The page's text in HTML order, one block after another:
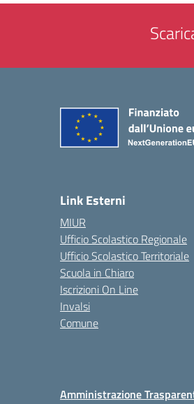
Link Esterni
MIUR
Ufficio Scolastico Regionale
Ufficio Scolastico Territoriale
Scuola in Chiaro
Iscrizioni On Line
Invalsi
Comune
Amministrazione